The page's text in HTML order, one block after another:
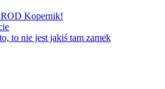
ROD Kopernik!
to nie jest jakiś tam zamek